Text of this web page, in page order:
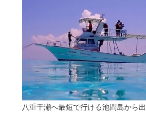
八重干瀬へ最短で行ける池間島から